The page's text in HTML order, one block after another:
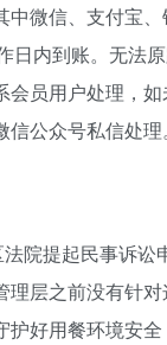
微信、支付宝
日内到账。无法
员用户处理，
公众号私信处理。
院提起民事诉讼
层之前没有针
好用餐环境安全